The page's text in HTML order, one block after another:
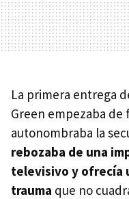
La primera entrega
Green empezaba de
autonombraba la
rebozaba de una
televisivo y ofrecía
trauma que no